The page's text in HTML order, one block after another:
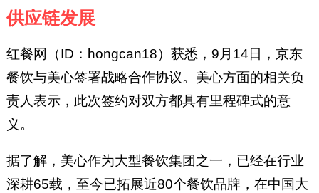
供应链发展
红餐网（ID：hongcan18）获悉，9月14日，京东
餐饮与美心签署战略合作协议。美心方面的相关负
责人表示，此次签约对双方都具有里程碑式的意
义。
据了解，美心作为大型餐饮集团之一，已经在行业
深耕65载，至今已拓展近80个餐饮品牌，在中国大